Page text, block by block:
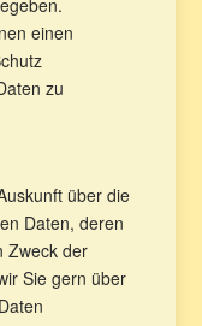
einen
zu
über die
Daten, deren
Zweck der
Sie gern über